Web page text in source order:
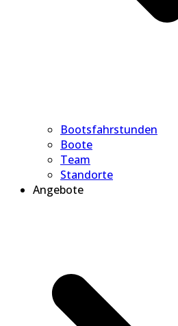
Bootsfahrstunden
Boote
Team
Standorte
Angebote